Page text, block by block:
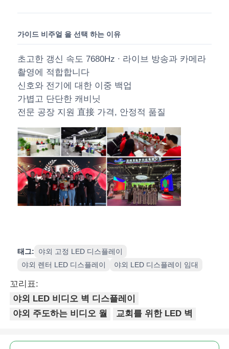
가이드 비주얼 을 선택 하는 이유
초고한 갱신 속도 7680Hz ∙ 라이브 방송과 카메라
촬영에 적합합니다
신호와 전기에 대한 이중 백업
가볍고 단단한 캐비닛
전문 공장 지원 直接 가격, 안정적 품질
태그:
야외 고정 LED 디스플레이
야외 렌터 LED 디스플레이
야외 LED 디스플레이 임대
꼬리표:
야외 LED 비디오 벽 디스플레이
야외 주도하는 비디오 월
교회를 위한 LED 벽